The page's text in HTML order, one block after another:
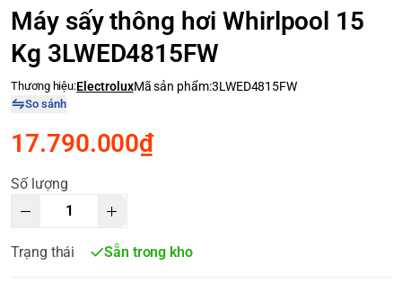
Máy sấy thông hơi Whirlpool 15
Kg 3LWED4815FW
Thương hiệu:ElectroluxMã sản phẩm:3LWED4815FW
So sánh
17.790.000₫
Số lượng
Trạng thái Sẵn trong kho